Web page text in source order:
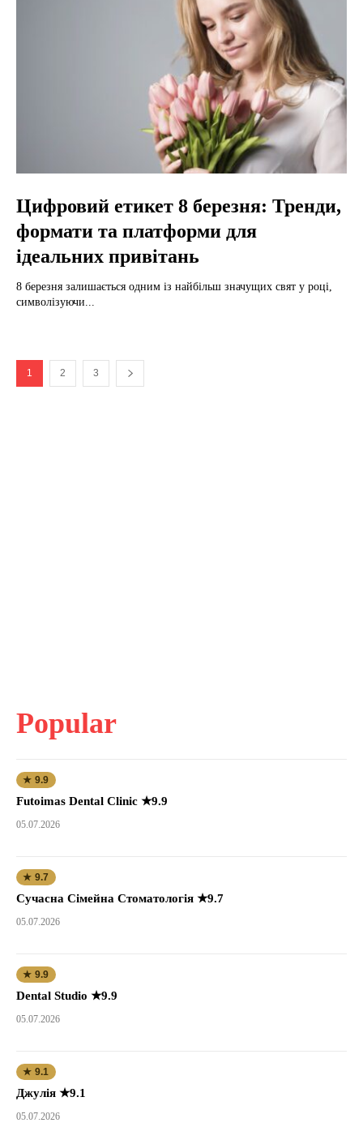
Цифровий етикет 8 березня: Тренди,
формати та платформи для
ідеальних привітань
8 березня залишається одним із найбільш значущих свят у році,
символізуючи...
1 2 3
Popular
★ 9.9
Futoimas Dental Clinic ★9.9
05.07.2026
★ 9.7
Сучасна Сімейна Стоматологія ★9.7
05.07.2026
★ 9.9
Dental Studio ★9.9
05.07.2026
★ 9.1
Джулія ★9.1
05.07.2026